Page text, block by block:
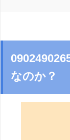
なのか？